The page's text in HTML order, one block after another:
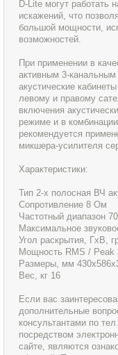
D-Lite могут работать
искажений, что
большой мощности,
возможностей.
При применении в
активным 3-
акустические
левому и правому
включения
режиме и в
рекомендуется
микшера-усилителя
Характеристики:
Тип 2-х полосная ВЧ
Сопротивление 8 Ом
Частотный диапазон
Максимальное
Угол раскрытия, ГхВ,
Мощность RMS / Peak
Размеры, мм
Вес, кг 16
Если вас
дополнительные
консультантами по
посредством
сайте, являются